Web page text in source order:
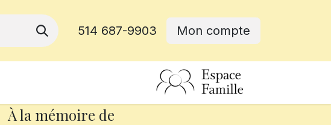
514 687-9903 Mon compte
À la mémoire de